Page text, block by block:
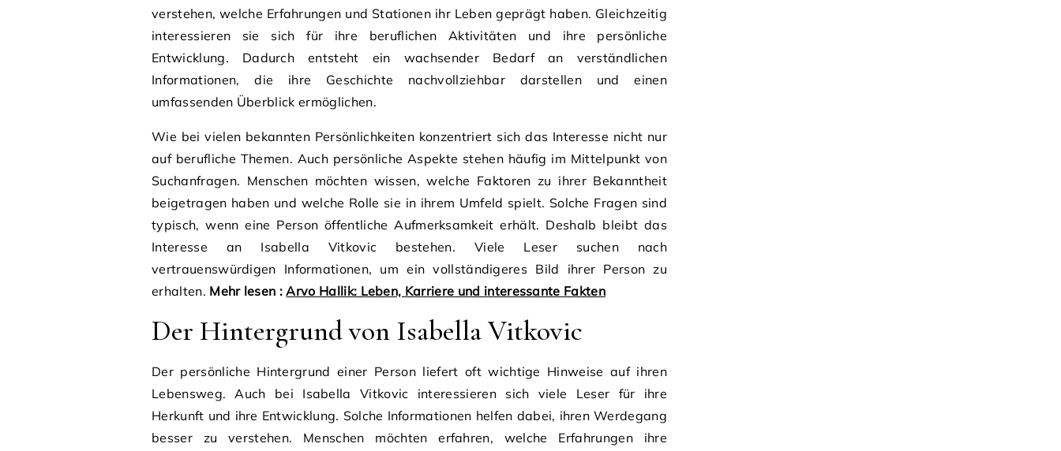
verstehen, welche Erfahrungen und Stationen ihr Leben geprägt haben. Gleichzeitig
interessieren sie sich für ihre beruflichen Aktivitäten und ihre persönliche
Entwicklung. Dadurch entsteht ein wachsender Bedarf an verständlichen
Informationen, die ihre Geschichte nachvollziehbar darstellen und einen
umfassenden Überblick ermöglichen.
Wie bei vielen bekannten Persönlichkeiten konzentriert sich das Interesse nicht nur
auf berufliche Themen. Auch persönliche Aspekte stehen häufig im Mittelpunkt von
Suchanfragen. Menschen möchten wissen, welche Faktoren zu ihrer Bekanntheit
beigetragen haben und welche Rolle sie in ihrem Umfeld spielt. Solche Fragen sind
typisch, wenn eine Person öffentliche Aufmerksamkeit erhält. Deshalb bleibt das
Interesse an Isabella Vitkovic bestehen. Viele Leser suchen nach
vertrauenswürdigen Informationen, um ein vollständigeres Bild ihrer Person zu
erhalten. Mehr lesen :Arvo Hallik: Leben, Karriere und interessante Fakten
Der Hintergrund von Isabella Vitkovic
Der persönliche Hintergrund einer Person liefert oft wichtige Hinweise auf ihren
Lebensweg. Auch bei Isabella Vitkovic interessieren sich viele Leser für ihre
Herkunft und ihre Entwicklung. Solche Informationen helfen dabei, ihren Werdegang
besser zu verstehen. Menschen möchten erfahren, welche Erfahrungen ihre